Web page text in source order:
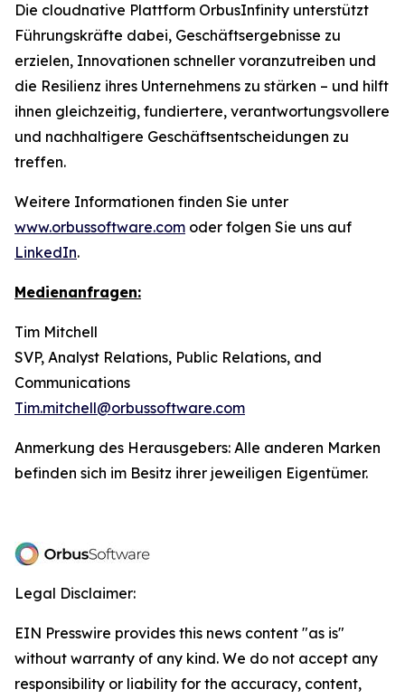
Die cloudnative Plattform OrbusInfinity unterstützt
Führungskräfte dabei, Geschäftsergebnisse zu
erzielen, Innovationen schneller voranzutreiben und
die Resilienz ihres Unternehmens zu stärken – und hilft
ihnen gleichzeitig, fundiertere, verantwortungsvollere
und nachhaltigere Geschäftsentscheidungen zu
treffen.
Weitere Informationen finden Sie unter
www.orbussoftware.com oder folgen Sie uns auf
LinkedIn.
Medienanfragen:
Tim Mitchell
SVP, Analyst Relations, Public Relations, and
Communications
Tim.mitchell@orbussoftware.com
Anmerkung des Herausgebers: Alle anderen Marken
befinden sich im Besitz ihrer jeweiligen Eigentümer.
Legal Disclaimer:
EIN Presswire provides this news content "as is"
without warranty of any kind. We do not accept any
responsibility or liability for the accuracy, content,